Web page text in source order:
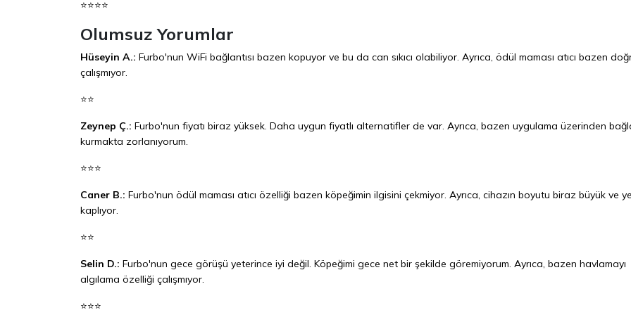
⭐⭐⭐⭐
Olumsuz Yorumlar
Hüseyin A.: Furbo'nun WiFi bağlantısı bazen kopuyor ve bu da can sıkıcı olabiliyor. Ayrıca, ödül maması atıcı bazen
çalışmıyor.
⭐⭐
Zeynep Ç.: Furbo'nun fiyatı biraz yüksek. Daha uygun fiyatlı alternatifler de var. Ayrıca, bazen uygulama üzerinden
kurmakta zorlanıyorum.
⭐⭐⭐
Caner B.: Furbo'nun ödül maması atıcı özelliği bazen köpeğimin ilgisini çekmiyor. Ayrıca, cihazın boyutu biraz büyük ve
kaplıyor.
⭐⭐
Selin D.: Furbo'nun gece görüşü yeterince iyi değil. Köpeğimi gece net bir şekilde göremiyorum. Ayrıca, bazen havlamayı
algılama özelliği çalışmıyor.
⭐⭐⭐